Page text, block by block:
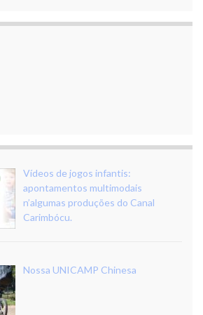
Vídeos de jogos infantis:
apontamentos multimodais
n’algumas produções do Canal
Carimbócu.
Nossa UNICAMP Chinesa